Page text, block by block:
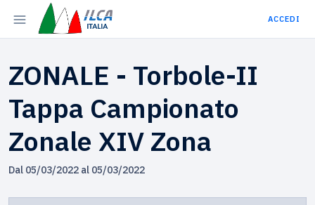
ACCEDI
ZONALE - Torbole-II
Tappa Campionato
Zonale XIV Zona
Dal 05/03/2022 al 05/03/2022